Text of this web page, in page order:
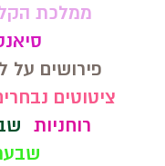
ממלכת
פירושים על
ציטוטים
רוחניות